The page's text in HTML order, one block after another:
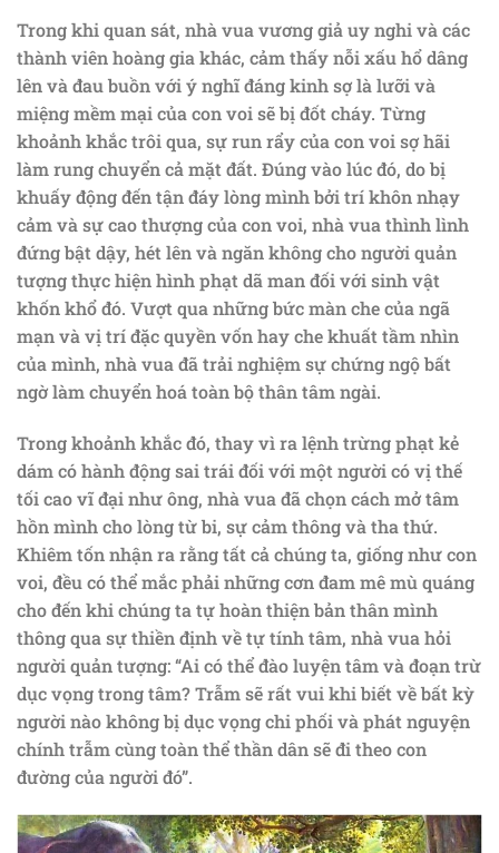
Trong khi quan sát, nhà vua vương giả uy nghi và các
thành viên hoàng gia khác, cảm thấy nỗi xấu hổ dâng
lên và đau buồn với ý nghĩ đáng kinh sợ là lưỡi và
miệng mềm mại của con voi sẽ bị đốt cháy. Từng
khoảnh khắc trôi qua, sự run rẩy của con voi sợ hãi
làm rung chuyển cả mặt đất. Đúng vào lúc đó, do bị
khuấy động đến tận đáy lòng mình bởi trí khôn nhạy
cảm và sự cao thượng của con voi, nhà vua thình lình
đứng bật dậy, hét lên và ngăn không cho người quản
tượng thực hiện hình phạt dã man đối với sinh vật
khốn khổ đó. Vượt qua những bức màn che của ngã
mạn và vị trí đặc quyền vốn hay che khuất tầm nhìn
của mình, nhà vua đã trải nghiệm sự chứng ngộ bất
ngờ làm chuyển hoá toàn bộ thân tâm ngài.
Trong khoảnh khắc đó, thay vì ra lệnh trừng phạt kẻ
dám có hành động sai trái đối với một người có vị thế
tối cao vĩ đại như ông, nhà vua đã chọn cách mở tâm
hồn mình cho lòng từ bi, sự cảm thông và tha thứ.
Khiêm tốn nhận ra rằng tất cả chúng ta, giống như con
voi, đều có thể mắc phải những cơn đam mê mù quáng
cho đến khi chúng ta tự hoàn thiện bản thân mình
thông qua sự thiền định về tự tính tâm, nhà vua hỏi
người quản tượng: “Ai có thể đào luyện tâm và đoạn trừ
dục vọng trong tâm? Trẫm sẽ rất vui khi biết về bất kỳ
người nào không bị dục vọng chi phối và phát nguyện
chính trẫm cùng toàn thể thần dân sẽ đi theo con
đường của người đó”.